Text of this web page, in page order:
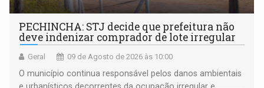
PECHINCHA: STJ decide que prefeitura não
deve indenizar comprador de lote irregular
Geral 09 de Agosto de 2026 às 10:00
O município continua responsável pelos danos ambientais